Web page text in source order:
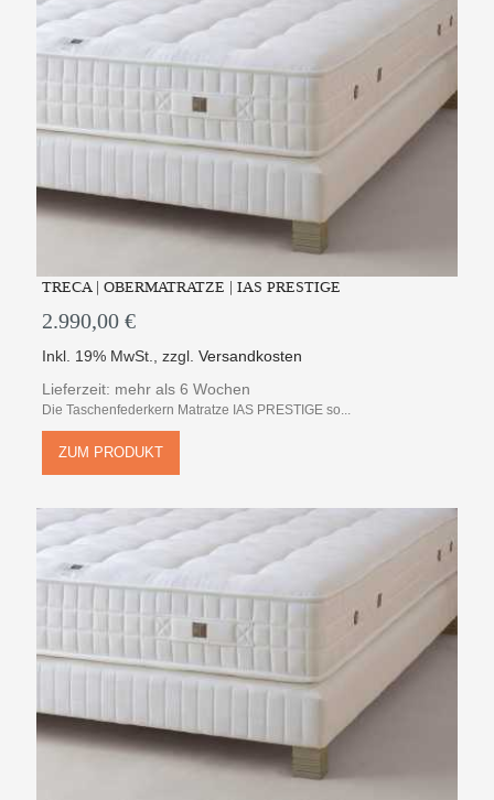
TRECA | OBERMATRATZE | IAS PRESTIGE
2.990,00 €
Inkl. 19% MwSt. ,zzgl.Versandkosten
Lieferzeit: mehr als 6 Wochen
Die Taschenfederkern Matratze IAS PRESTIGE so...
ZUM PRODUKT